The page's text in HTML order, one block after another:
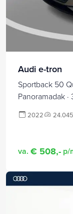
Audi e-tron
Sportback 50
Panoramadak
2022
va. € 508,- p/